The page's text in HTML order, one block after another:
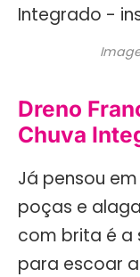
Dreno
Chuva
Já pensou
poças e
com brita é a
para escoar